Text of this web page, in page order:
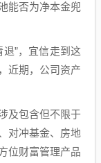
能否为净本金兜
”，宜信走到这
近期，公司资产
及包含但不限于
对冲基金、房地
位财富管理产品